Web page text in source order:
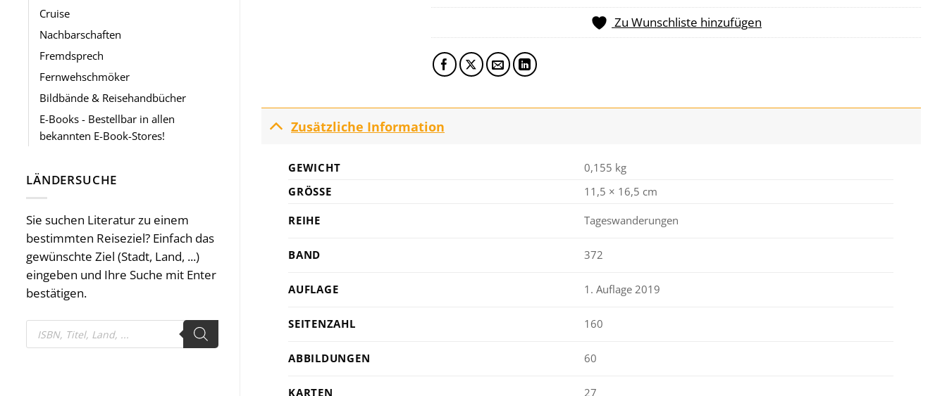
Cruise
Nachbarschaften
Fremdsprech
Fernwehschmöker
Bildbände & Reisehandbücher
E-Books - Bestellbar in allen
bekannten E-Book-Stores!
LÄNDERSUCHE
Sie suchen Literatur zu einem
bestimmten Reiseziel? Einfach das
gewünschte Ziel (Stadt, Land, ...)
eingeben und Ihre Suche mit Enter
bestätigen.
Products
search
Zu Wunschliste hinzufügen
Zusätzliche Information
GEWICHT
0,155 kg
GRÖSSE
11,5 × 16,5 cm
REIHE Tageswanderungen
BAND 372
AUFLAGE 1. Auflage 2019
SEITENZAHL 160
ABBILDUNGEN 60
KARTEN 27